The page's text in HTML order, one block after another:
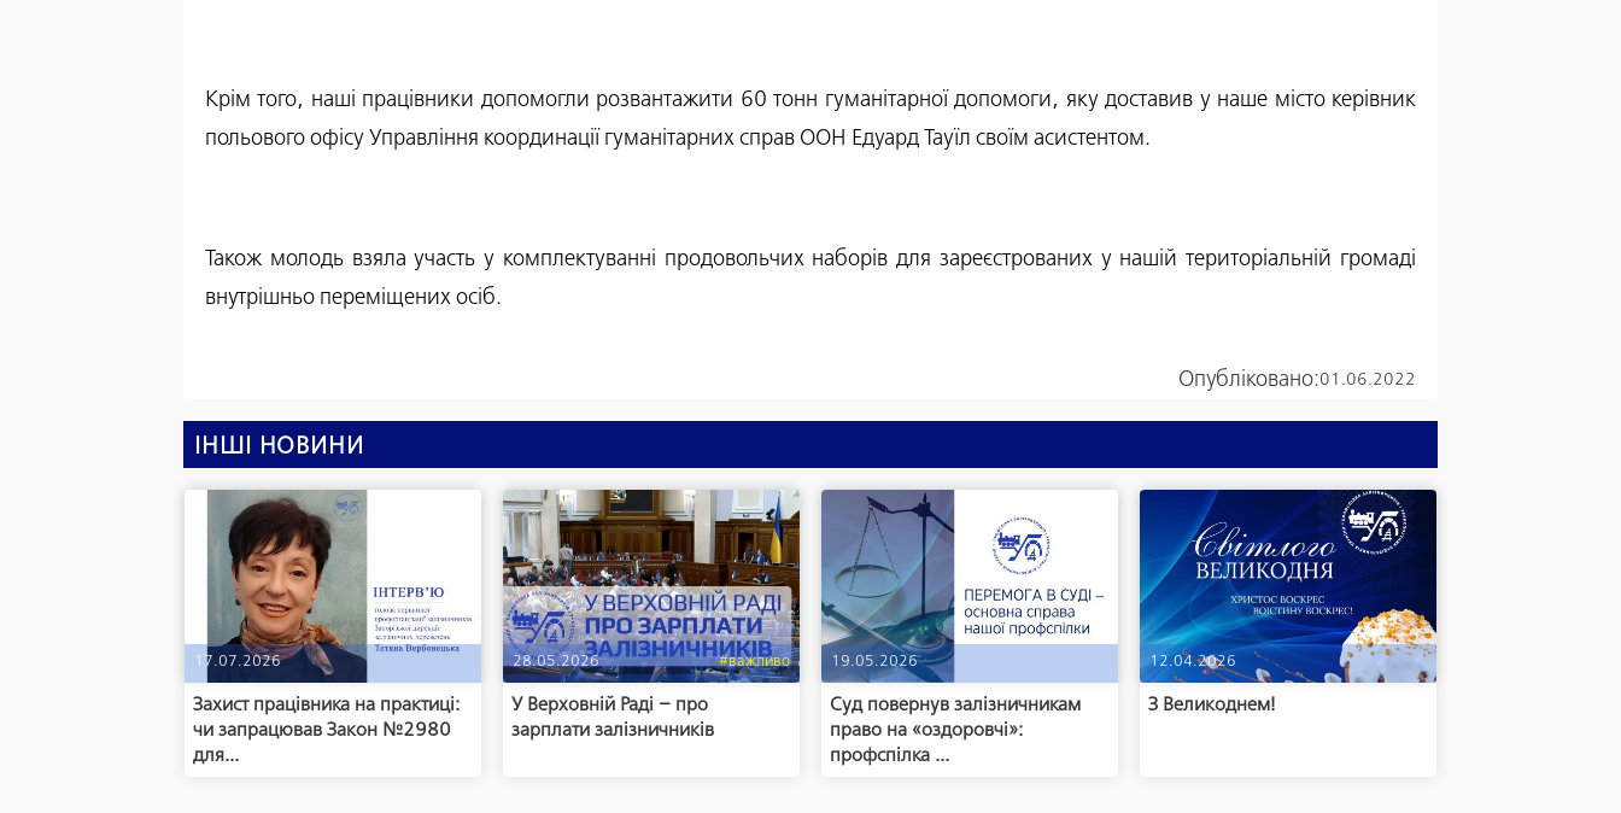
Крім того, наші працівники допомогли розвантажити 60 тонн гуманітарної допомоги, яку доставив у наше місто керівник
польового офісу Управління координації гуманітарних справ ООН Едуард Тауїл своїм асистентом.
Також молодь взяла участь у комплектуванні продовольчих наборів для зареєстрованих у нашій територіальній громаді
внутрішньо переміщених осіб.
Опубліковано:01.06.2022
ІНШІ НОВИНИ
17.07.2026
Захист працівника на практиці:
чи запрацював Закон №2980
для...
28.05.2026 #важливо
У Верховній Раді – про
зарплати залізничників
19.05.2026
Суд повернув залізничникам
право на «оздоровчі»:
профспілка ...
12.04.2026
З Великоднем!